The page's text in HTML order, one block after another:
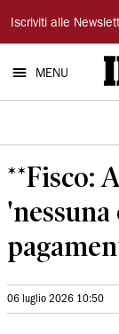
Il
Tirreno
Iscriviti alle
MENU
**Fisco:
06 luglio 2026 10:50